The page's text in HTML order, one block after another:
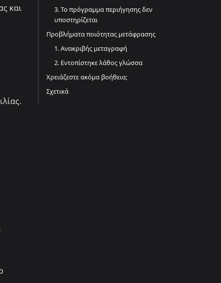
και
3. Το πρόγραμμα περιήγησης δεν
υποστηρίζεται
Προβλήματα ποιότητας μετάφρασης
1. Ανακριβής μεταγραφή
2. Εντοπίστηκε λάθος γλώσσα
Χρειάζεστε ακόμα βοήθεια;
Σχετικά